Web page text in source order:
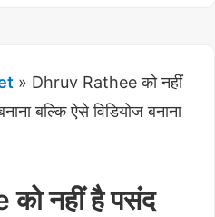
» Dhruv Rathee को नहीं
बल्कि ऐसे विडियोज बनाना
नहीं है पसंद